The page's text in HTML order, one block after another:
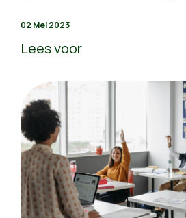
02 Mei 2023
Lees voor